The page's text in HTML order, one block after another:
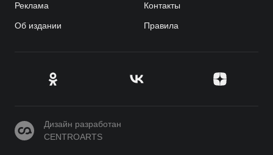
Реклама Контакты
Об издании Правила
CENTROARTS